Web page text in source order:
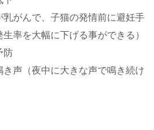
乳がんで、子猫の発情前に避妊手
率を大幅に下げる事ができる）
防
声（夜中に大きな声で鳴き続け